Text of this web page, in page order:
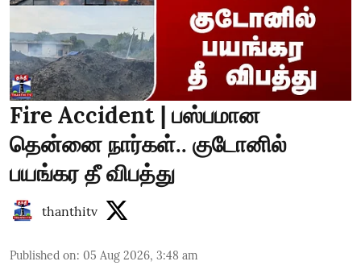
Fire Accident | பஸ்பமான
தென்னை நார்கள்.. குடோனில்
பயங்கர தீ விபத்து
thanthitv
Published on: 05 Aug 2026, 3:48 am